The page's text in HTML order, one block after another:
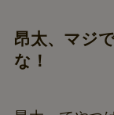
昂太、マジ
な！